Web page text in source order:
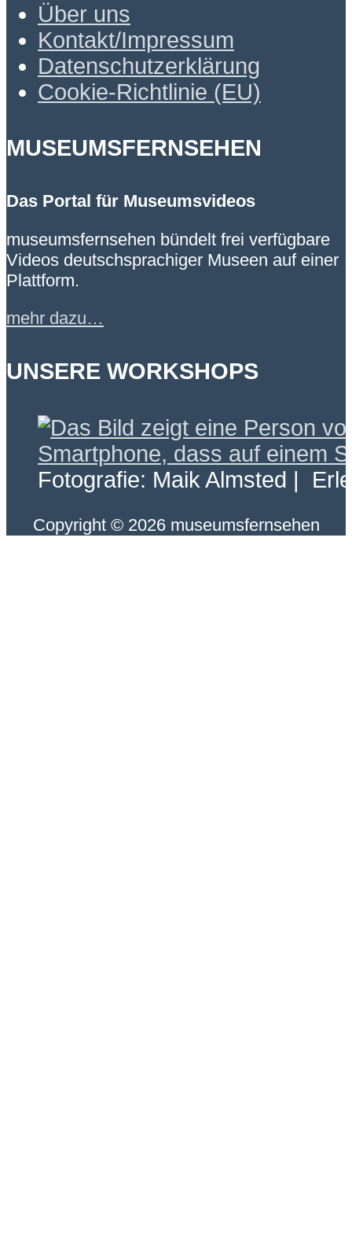
Über uns
Kontakt/Impressum
Datenschutzerklärung
Cookie-Richtlinie (EU)
MUSEUMSFERNSEHEN
Das Portal für Museumsvideos
museumsfernsehen bündelt frei verfügbare
Videos deutschsprachiger Museen auf einer
Plattform.
mehr dazu…
UNSERE WORKSHOPS
Fotografie: Maik Almsted |
Copyright © 2026 museumsfernsehen